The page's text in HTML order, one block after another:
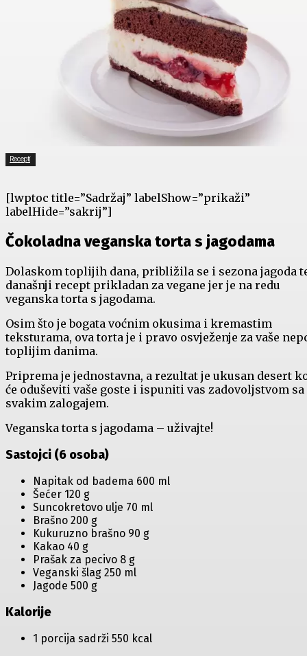
Recepti
[lwptoc title=”Sadržaj” labelShow=”prikaži”
labelHide=”sakrij”]
Čokoladna veganska torta s jagodama
Dolaskom toplijih dana, približila se i sezona jagoda
današnji recept prikladan za vegane jer je na redu
veganska torta s jagodama.
Osim što je bogata voćnim okusima i kremastim
teksturama, ova torta je i pravo osvježenje za vaše
toplijim danima.
Priprema je jednostavna, a rezultat je ukusan desert
će oduševiti vaše goste i ispuniti vas zadovoljstvom sa
svakim zalogajem.
Veganska torta s jagodama – uživajte!
Sastojci (6 osoba)
Napitak od badema 600 ml
Šećer 120 g
Suncokretovo ulje 70 ml
Brašno 200 g
Kukuruzno brašno 90 g
Kakao 40 g
Prašak za pecivo 8 g
Veganski šlag 250 ml
Jagode 500 g
Kalorije
1 porcija sadrži 550 kcal